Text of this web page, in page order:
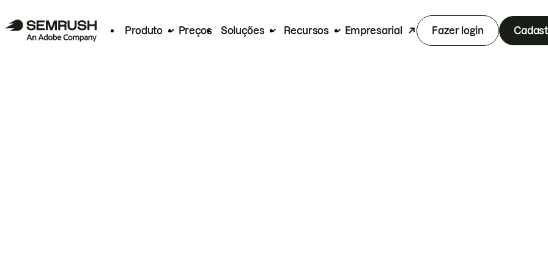
Produto Preços Soluções Recursos Empresarial Fazer login